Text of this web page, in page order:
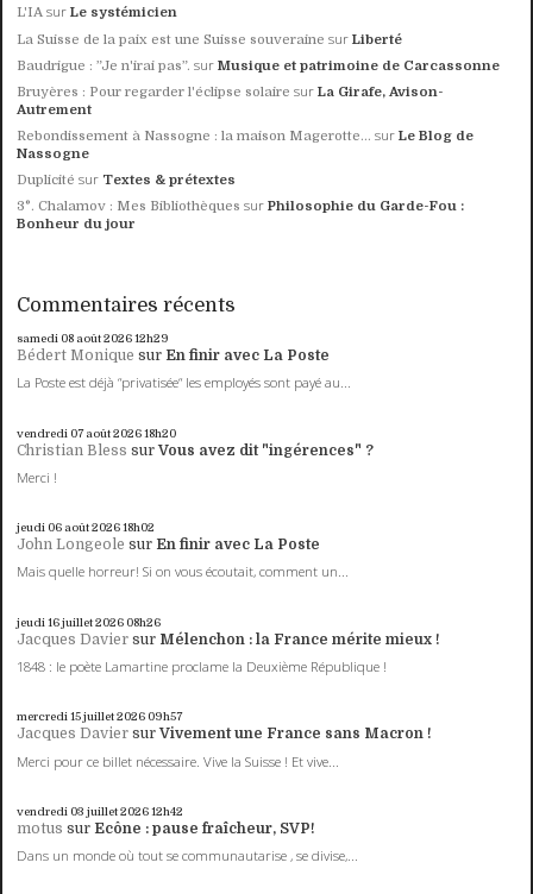
L'IA surLe systémicien
La Suisse de la paix est une Suisse souveraine surLiberté
Baudrigue : ”Je n'irai pas”. surMusique et patrimoine de Carcassonne
Bruyères : Pour regarder l'éclipse solaire surLa Girafe, Avison-
Autrement
Rebondissement à Nassogne : la maison Magerotte... surLe Blog de
Nassogne
Duplicité sur Textes & prétextes
3°. Chalamov : Mes Bibliothèques surPhilosophie du Garde-Fou :
Bonheur du jour
Commentaires récents
samedi 08 août 202612h29
Bédert Monique sur En finir avec La Poste
La Poste est déjà “privatisée“ les employés sont payé au...
vendredi 07 août 202618h20
Christian Bless surVous avez dit "ingérences" ?
Merci !
jeudi 06 août 202618h02
John Longeole sur En finir avec La Poste
Mais quelle horreur! Si on vous écoutait, comment un...
jeudi 16juillet 2026 08h26
Jacques Davier sur Mélenchon : la France mérite mieux !
1848 : le poète Lamartine proclame la Deuxième République !
mercredi 15juillet 2026 09h57
Jacques Davier surVivement une France sans Macron !
Merci pour ce billet nécessaire. Vive la Suisse ! Et vive...
vendredi 03 juillet 202612h42
motus sur Ecône : pause fraîcheur, SVP!
Dans un monde où tout se communautarise , se divise,...